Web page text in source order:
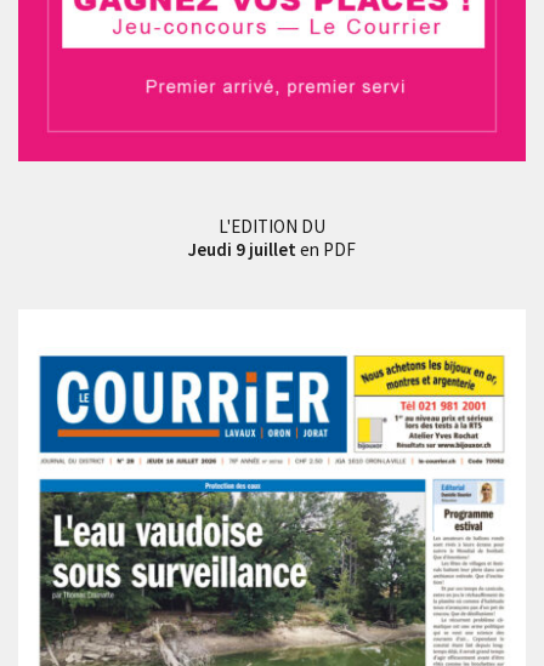
L'EDITION DU
Jeudi 9 juillet en PDF